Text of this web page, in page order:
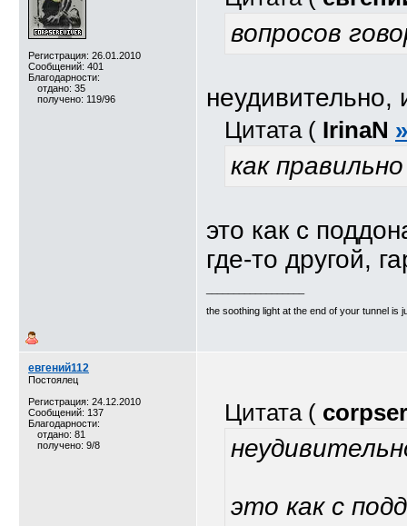
Регистрация: 26.01.2010
Сообщений: 401
Благодарности:
отдано: 35
получено: 119/96
вопросов
неудивительно,
Цитата ( IrinaN »
как
это как с
где-то другой,
the soothing light at the end of your tunnel is
евгений112
Постоялец
Регистрация: 24.12.2010
Сообщений: 137
Благодарности:
отдано: 81
получено: 9/8
Цитата (
это как с